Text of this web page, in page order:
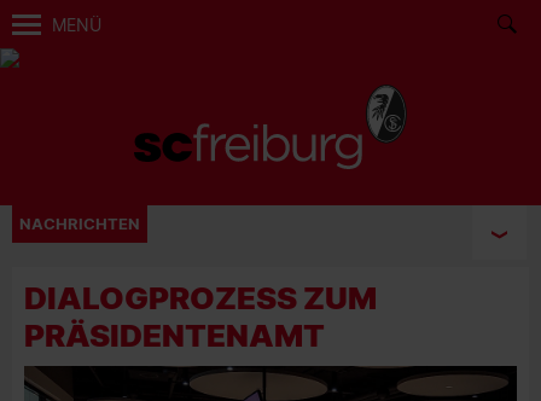
MENÜ
NACHRICHTEN
DIALOGPROZESS ZUM
PRÄSIDENTENAMT